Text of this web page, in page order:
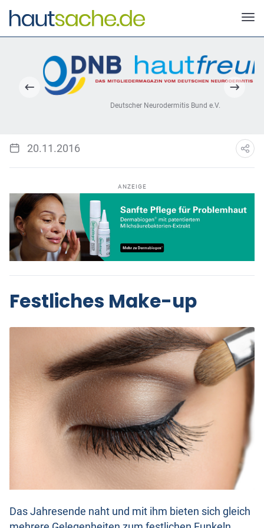
Deutscher Neurodermitis Bund e.V.
20.11.2016
ANZEIGE
Festliches Make-up
Das Jahresende naht und mit ihm bieten sich gleich